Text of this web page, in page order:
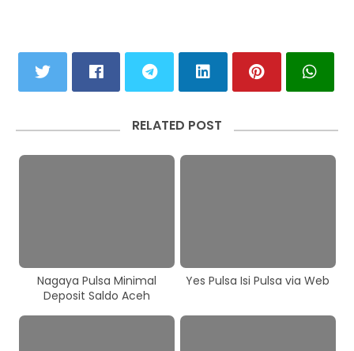
RELATED POST
Nagaya Pulsa Minimal
Deposit Saldo Aceh
Yes Pulsa Isi Pulsa via Web